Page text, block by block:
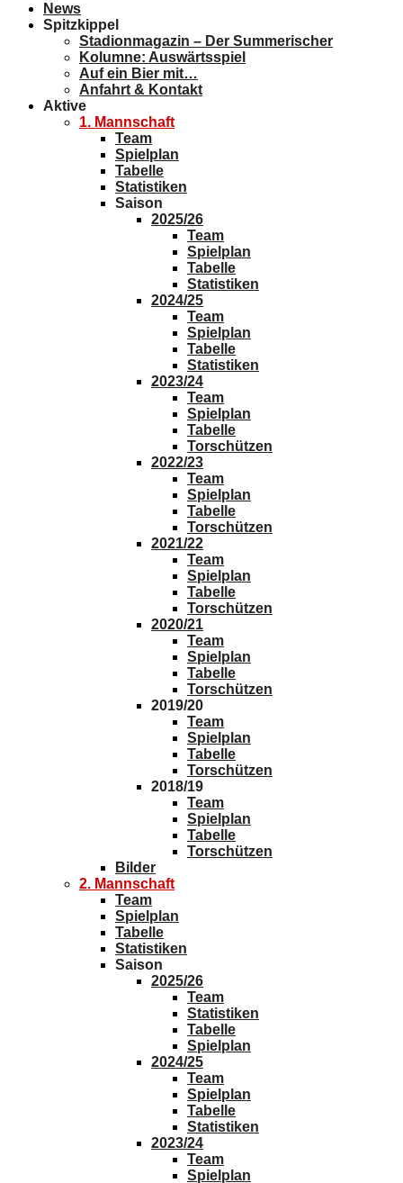
News
Spitzkippel
Stadionmagazin – Der Summerischer
Kolumne: Auswärtsspiel
Auf ein Bier mit…
Anfahrt & Kontakt
Aktive
1. Mannschaft
Team
Spielplan
Tabelle
Statistiken
Saison
2025/26
Team
Spielplan
Tabelle
Statistiken
2024/25
Team
Spielplan
Tabelle
Statistiken
2023/24
Team
Spielplan
Tabelle
Torschützen
2022/23
Team
Spielplan
Tabelle
Torschützen
2021/22
Team
Spielplan
Tabelle
Torschützen
2020/21
Team
Spielplan
Tabelle
Torschützen
2019/20
Team
Spielplan
Tabelle
Torschützen
2018/19
Team
Spielplan
Tabelle
Torschützen
Bilder
2. Mannschaft
Team
Spielplan
Tabelle
Statistiken
Saison
2025/26
Team
Statistiken
Tabelle
Spielplan
2024/25
Team
Spielplan
Tabelle
Statistiken
2023/24
Team
Spielplan